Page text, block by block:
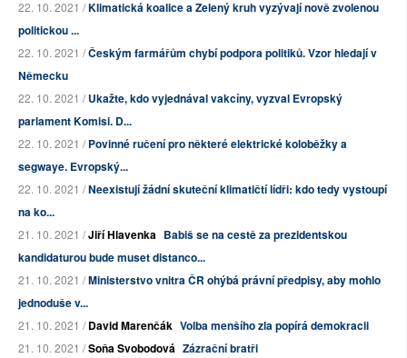
22. 10. 2021 /Klimatická koalice a Zelený kruh vyzývají nově zvolenou
politickou ...
22. 10. 2021 /Českým farmářům chybí podpora politiků. Vzor hledají v
Německu
22. 10. 2021 /Ukažte, kdo vyjednával vakcíny, vyzval Evropský
parlament Komisi. D...
22. 10. 2021 /Povinné ručení pro některé elektrické koloběžky a
segwaye. Evropský...
22. 10. 2021 /Neexistují žádní skuteční klimatičtí lídři: kdo tedy vystoupí
na ko...
21. 10. 2021 /Jiří Hlavenka Babiš se na cestě za prezidentskou
kandidaturou bude muset distanco...
21. 10. 2021 /Ministerstvo vnitra ČR ohýbá právní předpisy, aby mohlo
jednoduše v...
21. 10. 2021 /David Marenčák Volba menšího zla popírá demokracii
21. 10. 2021 /Soňa Svobodová Zázrační bratři